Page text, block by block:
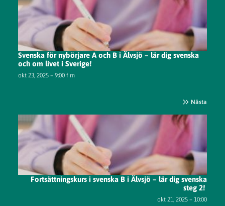
Svenska för nybörjare A och B i Älvsjö – lär dig svenska
och om livet i Sverige!
okt 23, 2025 – 9:00 f m
Nästa
Fortsättningskurs i svenska B i Älvsjö – lär dig svenska
steg 2!
okt 21, 2025 – 10:00